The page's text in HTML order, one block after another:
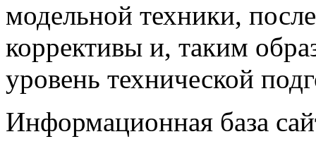
модельной техники,
коррективы и, таким
уровень технической
Информационная база